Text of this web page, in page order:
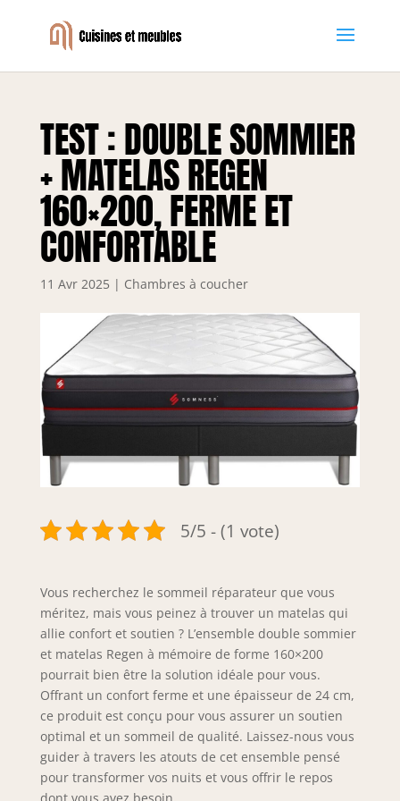
TEST : DOUBLE SOMMIER
+ MATELAS REGEN
160×200, FERME ET
CONFORTABLE
11 Avr 2025 | Chambres à coucher
5/5 - (1 vote)
Vous recherchez le sommeil réparateur que vous
méritez, mais vous peinez à trouver un matelas qui
allie confort et soutien ? L’ensemble double sommier
et matelas Regen à mémoire de forme 160×200
pourrait bien être la solution idéale pour vous.
Offrant un confort ferme et une épaisseur de 24 cm,
ce produit est conçu pour vous assurer un soutien
optimal et un sommeil de qualité. Laissez-nous vous
guider à travers les atouts de cet ensemble pensé
pour transformer vos nuits et vous offrir le repos